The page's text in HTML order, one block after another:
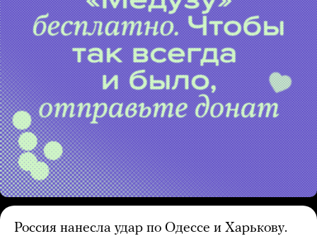
Россия нанесла удар по Одессе и Харькову.